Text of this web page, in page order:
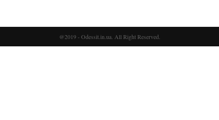
@2019 - Odessit.in.ua. All Right Reserved.